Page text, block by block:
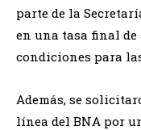
parte de la
en una tasa final de
condiciones para
Además, se
línea del BNA por